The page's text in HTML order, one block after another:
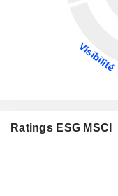
Ratings ESG MSCI